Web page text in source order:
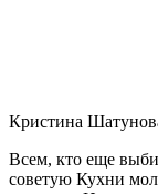
Кристина
Всем, кто еще
советую Кухни